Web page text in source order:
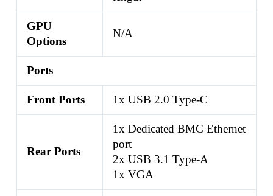
GPU
Options
N/A
Ports
Front Ports 1x USB 2.0 Type-C
Rear Ports
1x Dedicated BMC Ethernet
port
2x USB 3.1 Type-A
1x VGA